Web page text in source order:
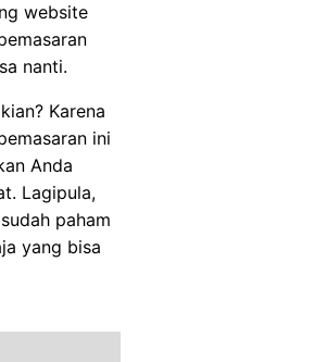
website
nanti.
Karena
ini
Anda
Lagipula,
paham
yang bisa